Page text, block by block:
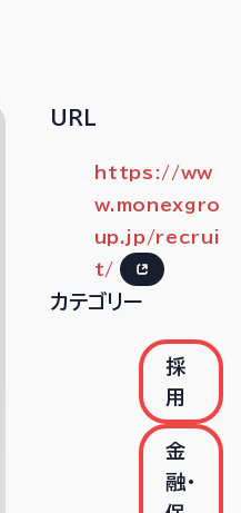
URL
https://ww
w.monexgro
up.jp/recrui
t/
カテゴリー
採
用
金
融・